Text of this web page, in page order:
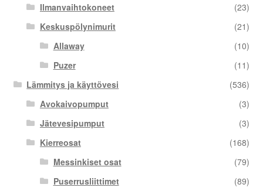
Ilmanvaihtokoneet
(23)
Keskuspölynimurit
(21)
Allaway
(10)
Puzer
(11)
Lämmitys ja käyttövesi
(536)
Avokaivopumput
(3)
Jätevesipumput
(3)
Kierreosat
(168)
Messinkiset osat
(79)
Puserrusliittimet
(89)